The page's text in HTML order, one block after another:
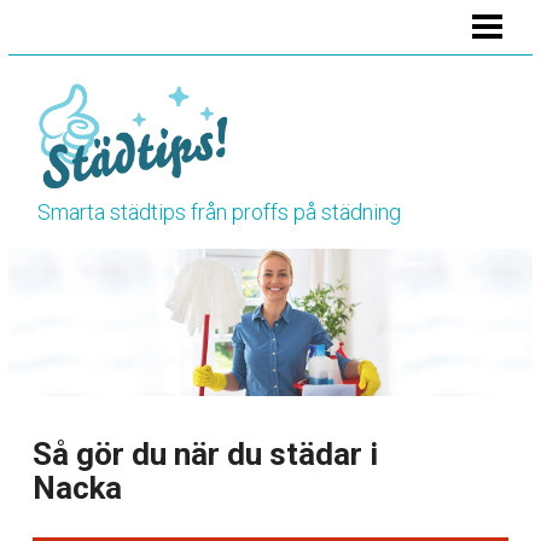
STÄDA KÖKET
STÄDA TOALETTEN
Smarta städtips från proffs på städning
Så gör du när du städar i
Nacka